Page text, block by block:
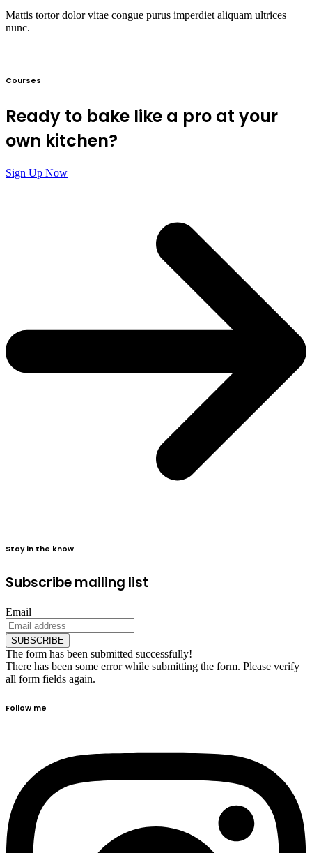
Mattis tortor dolor vitae congue purus imperdiet aliquam ultrices
nunc.
Courses​
Ready to bake like a pro at your
own kitchen?​
Sign Up Now
Stay in the know
Subscribe mailing list
Email
SUBSCRIBE
The form has been submitted successfully!
There has been some error while submitting the form. Please verify
all form fields again.
Follow me​